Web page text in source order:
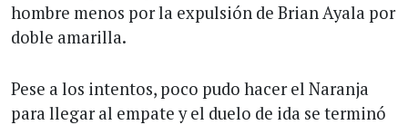
hombre menos por la expulsión de Brian Ayala por
doble amarilla.
Pese a los intentos, poco pudo hacer el Naranja
para llegar al empate y el duelo de ida se terminó